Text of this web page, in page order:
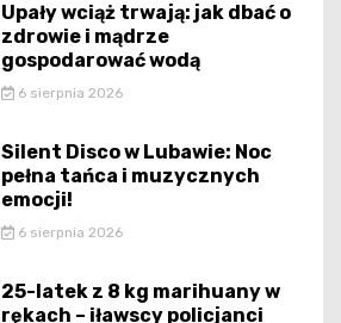
Upały wciąż trwają: jak dbać o
zdrowie i mądrze
gospodarować wodą
6 sierpnia 2026
Silent Disco w Lubawie: Noc
pełna tańca i muzycznych
emocji!
6 sierpnia 2026
25-latek z 8 kg marihuany w
rękach – iławscy policjanci